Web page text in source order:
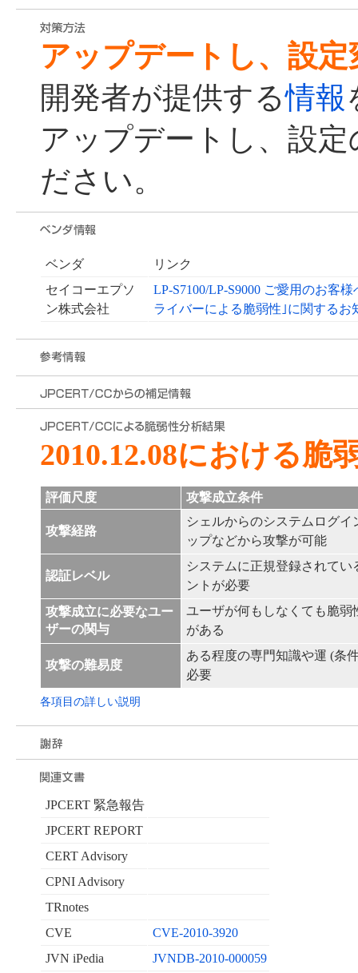
アップデートし、設
開発者が提供する情報
アップデートし、設
ださい。
ベンダ
リンク
セイコーエプソ
ン株式会社
LP-S7100/LP-S9000 ご愛用のお客
ライバーによる脆弱性｣に関するお
2010.12.08における脆
評価尺度 攻撃成立条件
攻撃経路
シェルからのシステムログ
ップなどから攻撃が可能
認証レベル
システムに正規登録されて
ントが必要
攻撃成立に必要なユー
ザーの関与
ユーザが何もしなくても脆弱
がある
攻撃の難易度
ある程度の専門知識や運 (条
必要
各項目の詳しい説明
JPCERT 緊急報告
JPCERT REPORT
CERT Advisory
CPNI Advisory
TRnotes
CVE
CVE-2010-3920
JVN iPedia
JVNDB-2010-000059